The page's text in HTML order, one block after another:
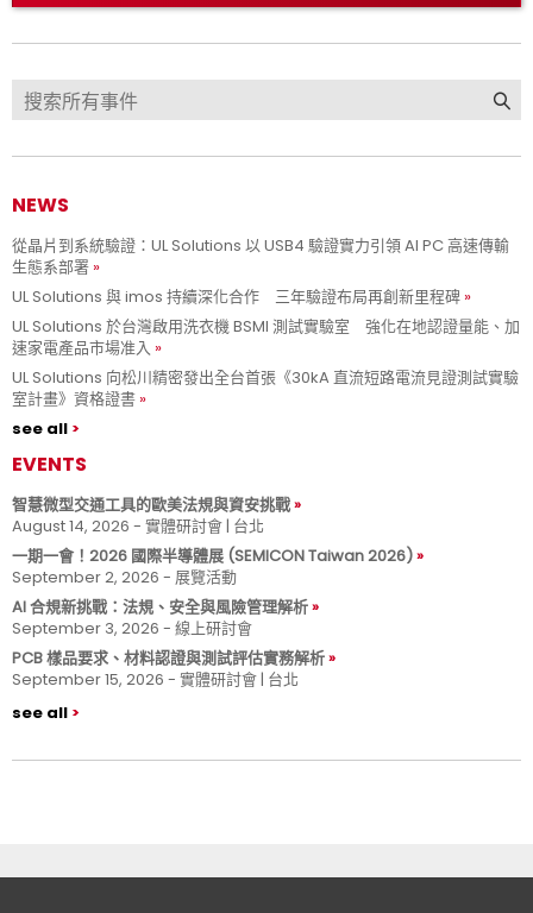
NEWS
從晶片到系統驗證：UL Solutions 以 USB4 驗證實力引領 AI PC 高速傳輸
生態系部署
UL Solutions 與 imos 持續深化合作 三年驗證布局再創新里程碑
UL Solutions 於台灣啟用洗衣機 BSMI 測試實驗室 強化在地認證量能、加
速家電產品市場准入
UL Solutions 向松川精密發出全台首張《30kA 直流短路電流見證測試實驗
室計畫》資格證書
see all
EVENTS
智慧微型交通工具的歐美法規與資安挑戰
August 14, 2026 - 實體研討會 | 台北
一期一會！2026 國際半導體展 (SEMICON Taiwan 2026)
September 2, 2026 - 展覽活動
AI 合規新挑戰：法規、安全與風險管理解析
September 3, 2026 - 線上研討會
PCB 樣品要求、材料認證與測試評估實務解析
September 15, 2026 - 實體研討會 | 台北
see all